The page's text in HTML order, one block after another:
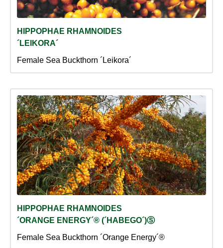
HIPPOPHAE RHAMNOIDES
´LEIKORA´
Female Sea Buckthorn ´Leikora´
HIPPOPHAE RHAMNOIDES
´ORANGE ENERGY´® (´HABEGO´)Ⓢ
Female Sea Buckthorn ´Orange Energy´®